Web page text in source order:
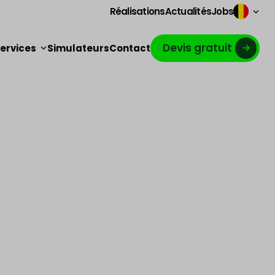
RéalisationsActualitésJobs
SimulateursContact Devis gratuit